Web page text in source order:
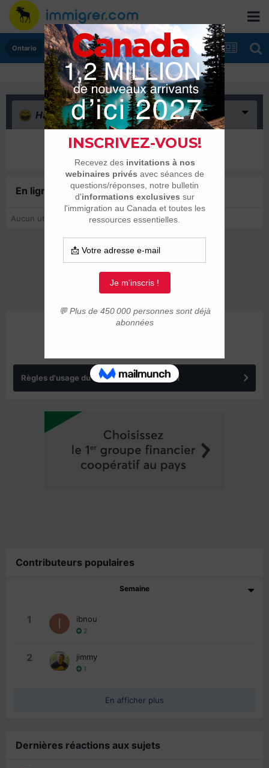
Ontario
Haha(0)
Il n’y a encore rien ici
En ligne récemment0 membre est en ligne
Aucun utilisateur enregistré regarde cette page.
Règles d'usage du forum IMMIGRER.COM
Contributeurs populaires
Semaine
1 ibnou
2
2 jimmy
1
En afficher plus
Dernières réactions aux sujets